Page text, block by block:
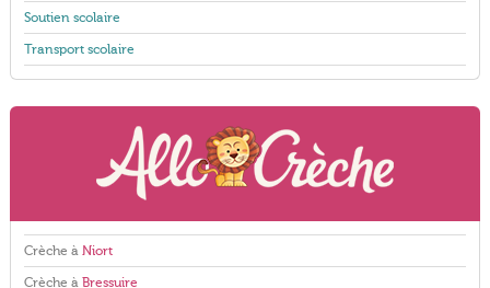
Soutien scolaire
Transport scolaire
Crèche à Niort
Crèche à Bressuire